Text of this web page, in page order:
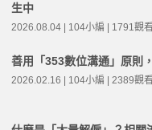
生中
2026.08.04 | 104小編 | 1791觀
善用「353數位溝通」原則
2026.02.16 | 104小編 | 2389觀